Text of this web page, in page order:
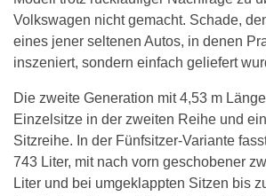
Volkswagen nicht gemacht. Schade,
eines jener seltenen Autos, in denen
inszeniert, sondern einfach geliefert
Die zweite Generation mit 4,53 m
Einzelsitze in der zweiten Reihe und
Sitzreihe. In der Fünfsitzer-Variante
743 Liter, mit nach vorn geschobener
Liter und bei umgeklappten Sitzen bis